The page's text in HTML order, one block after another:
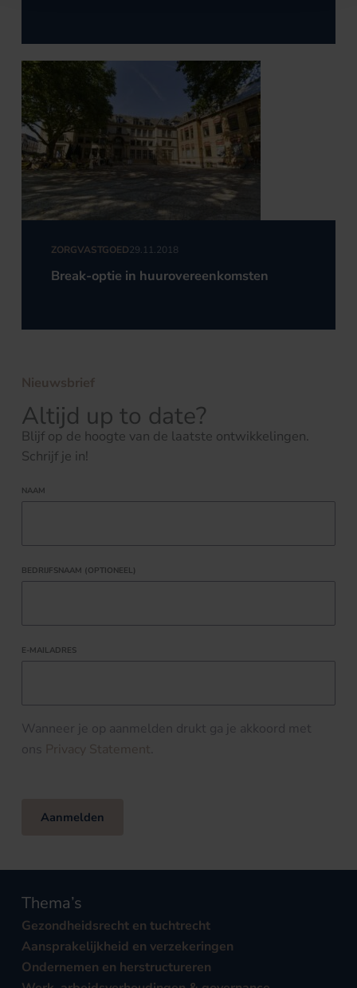
ZORGVASTGOED29.11.2018
Break-optie in huurovereenkomsten
Nieuwsbrief
Altijd up to date?
Blijf op de hoogte van de laatste ontwikkelingen.
Schrijf je in!
NAAM
BEDRIJFSNAAM (OPTIONEEL)
E-MAILADRES
Wanneer je op aanmelden drukt ga je akkoord met
ons Privacy Statement.
Aanmelden
Thema’s
Gezondheidsrecht en tuchtrecht
Aansprakelijkheid en verzekeringen
Ondernemen en herstructureren